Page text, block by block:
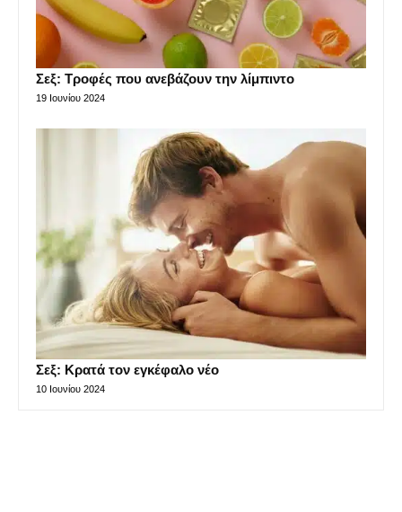
Σεξ: Τροφές που ανεβάζουν την λίμπιντο
19 Ιουνίου 2024
Σεξ: Κρατά τον εγκέφαλο νέο
10 Ιουνίου 2024